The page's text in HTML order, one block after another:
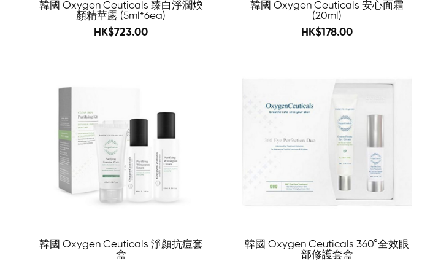
韓國 Oxygen Ceuticals 臻白淨潤煥
顏精華露 (5ml*6ea)
1223
HK$723.00
韓國 Oxygen Ceuticals 安心面霜
(20ml)
388
HK$178.00
韓國 Oxygen Ceuticals 淨顏抗痘套
盒
韓國 Oxygen Ceuticals 360°全效眼
部修護套盒